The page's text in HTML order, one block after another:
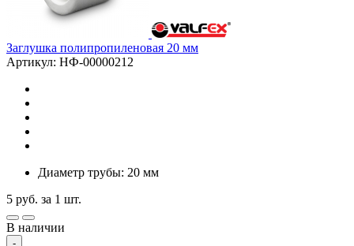
Заглушка полипропиленовая 20 мм
Артикул: НФ-00000212
Диаметр трубы: 20 мм
5 руб. за 1 шт.
В наличии
-